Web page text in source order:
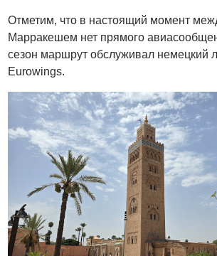
Отметим, что в настоящий момент
Марракешем нет прямого
сезон маршрут обслуживал немецкий
Eurowings.